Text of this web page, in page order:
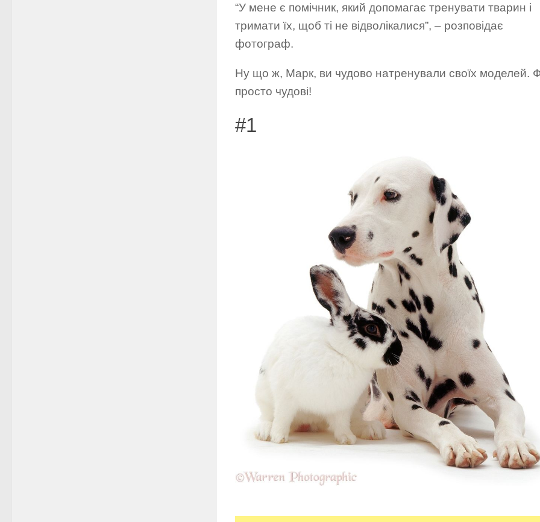
“У мене є помічник, який допомагає тренувати тварин і
тримати їх, щоб ті не відволікалися”, – розповідає
фотограф.
Ну що ж, Марк, ви чудово натренували своїх моделей.
просто чудові!
#1